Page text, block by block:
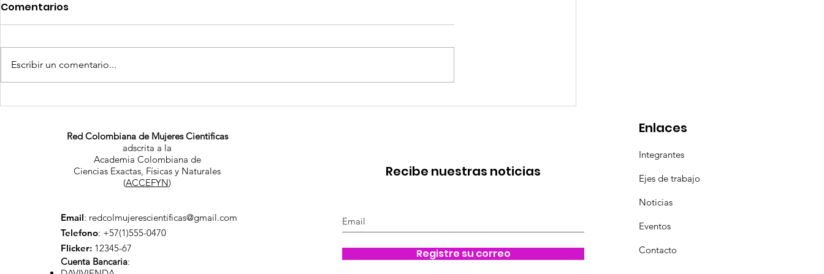
¡Vuelve Científica en tu
abiertas para el segundo
semestre de 2026
Haz parte de una
el liderazgo de las
🎙️ Una década tejiendo el
Comentarios
Escribir un comentario...
Red Colombiana de Mujeres Cientificas
adscrita a la
Academia Colombiana de
Ciencias Exactas, Físicas y Naturales
(ACCEFYN)
Email: redcolmujerescientificas@gmail.com
Telefono: +57(1)555-0470
Flicker: 12345-67
Cuenta Bancaria:
Recibe nuestras noticias
Registre su correo
Enlaces
Integrantes
Ejes de trabajo
Noticias
Eventos
Contacto